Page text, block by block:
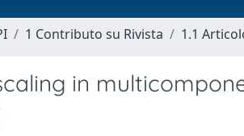
1 Contributo su Rivista 1.1
in